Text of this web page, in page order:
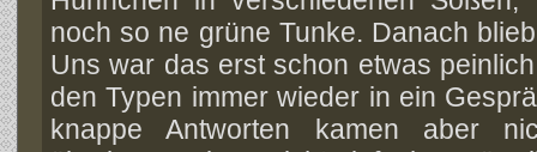
noch so ne grüne Tunke. Danach
Uns war das erst schon etwas
den Typen immer wieder in ein
knappe Antworten kamen aber